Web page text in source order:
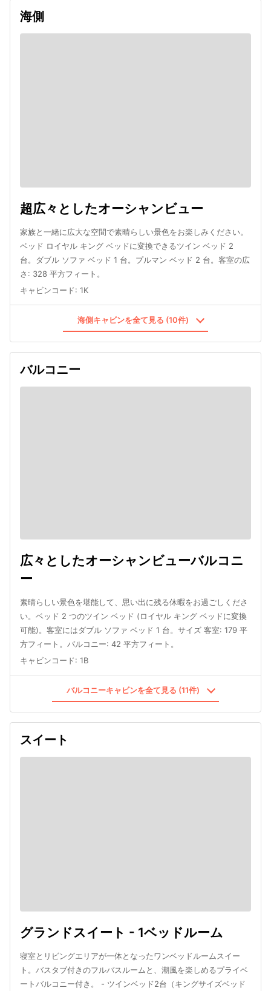
海側
超広々としたオーシャンビュー
家族と一緒に広大な空間で素晴らしい景色をお楽しみください。
ベッド ロイヤル キング ベッドに変換できるツイン ベッド 2
台。ダブル ソファ ベッド 1 台。プルマン ベッド 2 台。客室の広
さ: 328 平方フィート。
キャビンコード: 1K
海側キャビンを全て見る (10件)
バルコニー
広々としたオーシャンビューバルコニ
ー
素晴らしい景色を堪能して、思い出に残る休暇をお過ごしくださ
い。ベッド 2 つのツイン ベッド (ロイヤル キング ベッドに変換
可能)。客室にはダブル ソファ ベッド 1 台。サイズ 客室: 179 平
方フィート。バルコニー: 42 平方フィート。
キャビンコード: 1B
バルコニーキャビンを全て見る (11件)
スイート
グランドスイート - 1ベッドルーム
寝室とリビングエリアが一体となったワンベッドルームスイー
ト。バスタブ付きのフルバスルームと、潮風を楽しめるプライベ
ートバルコニー付き。 - ツインベッド2台（キングサイズベッド